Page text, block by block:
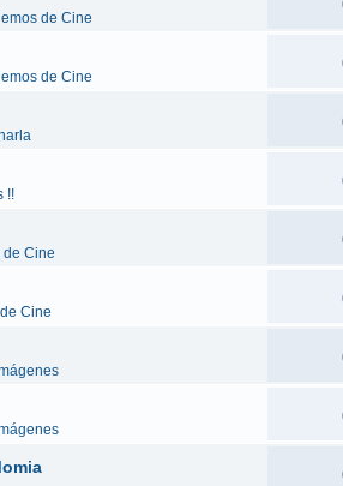
de Cine
de Cine
!!
de Cine
Cine